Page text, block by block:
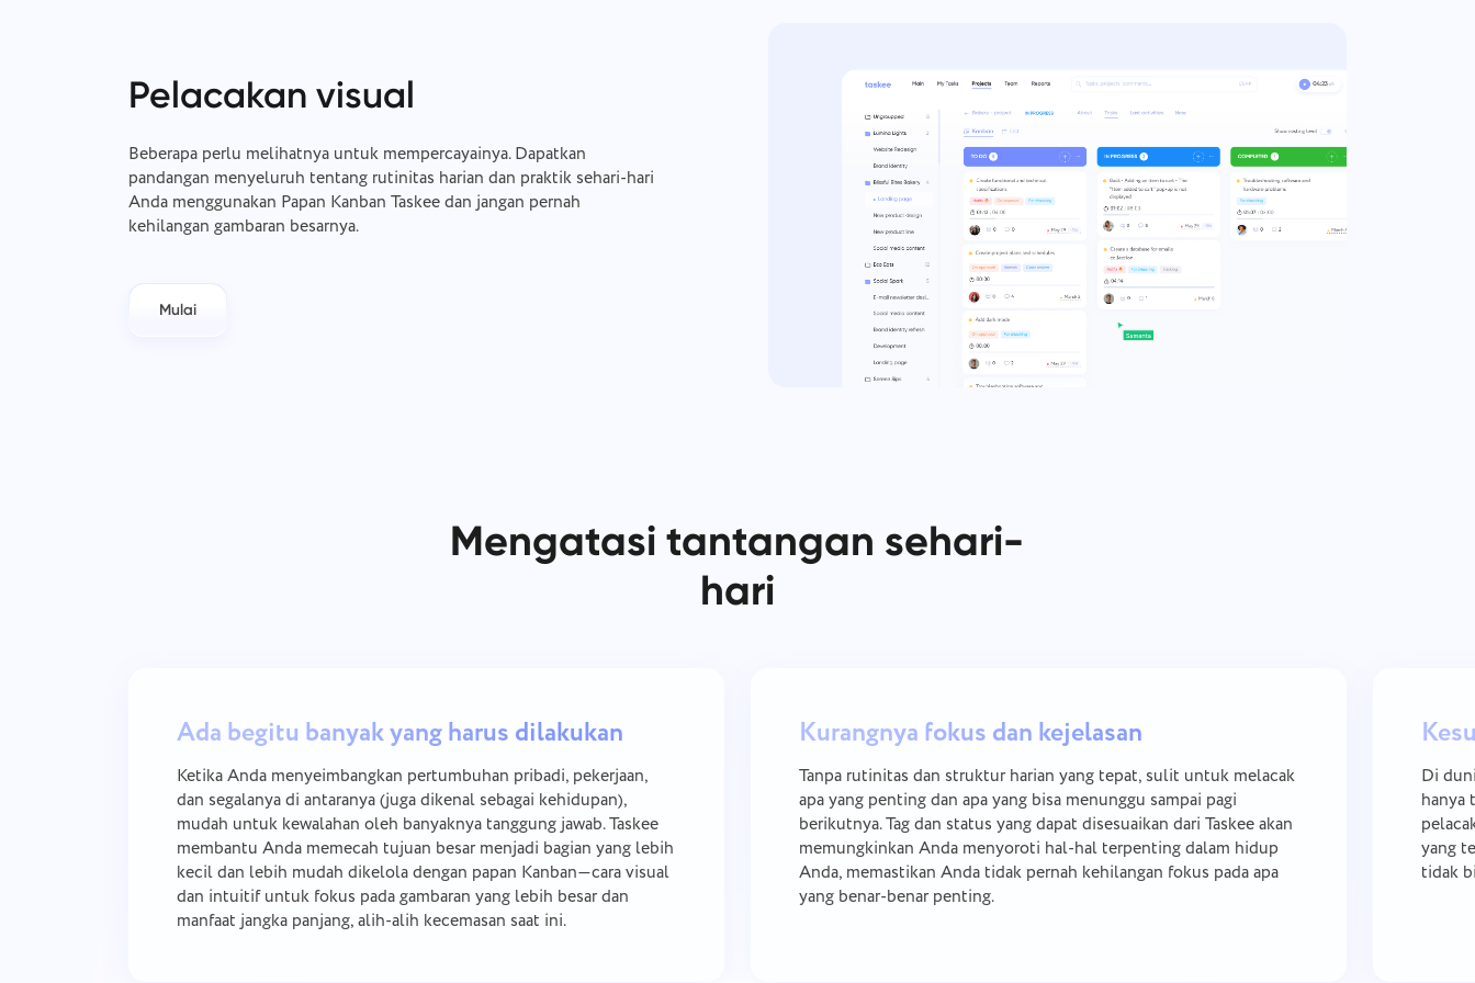
Pelacakan visual
Beberapa perlu melihatnya untuk mempercayainya. Dapatkan
pandangan menyeluruh tentang rutinitas harian dan praktik sehari-hari
Anda menggunakan Papan Kanban Taskee dan jangan pernah
kehilangan gambaran besarnya.
Mulai
Mengatasi tantangan sehari-
hari
Ada begitu banyak yang harus dilakukan
Ketika Anda menyeimbangkan pertumbuhan pribadi, pekerjaan,
dan segalanya di antaranya (juga dikenal sebagai kehidupan),
mudah untuk kewalahan oleh banyaknya tanggung jawab. Taskee
membantu Anda memecah tujuan besar menjadi bagian yang lebih
kecil dan lebih mudah dikelola dengan papan Kanban—cara visual
dan intuitif untuk fokus pada gambaran yang lebih besar dan
manfaat jangka panjang, alih-alih kecemasan saat ini.
Kurangnya fokus dan kejelasan
Tanpa rutinitas dan struktur harian yang tepat, sulit untuk melacak
apa yang penting dan apa yang bisa menunggu sampai pagi
berikutnya. Tag dan status yang dapat disesuaikan dari Taskee akan
memungkinkan Anda menyoroti hal-hal terpenting dalam hidup
Anda, memastikan Anda tidak pernah kehilangan fokus pada apa
yang benar-benar penting.
Di
hanya
yang
tidak